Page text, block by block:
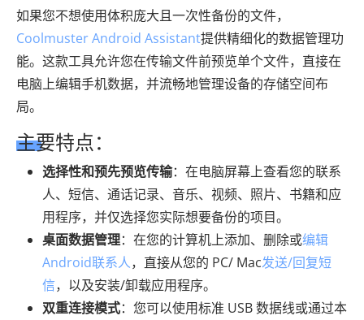
如果您不想使用体积庞大且一次性备份的文件，
Coolmuster Android Assistant提供精细化的数据管理功
能。这款工具允许您在传输文件前预览单个文件，直接在
电脑上编辑手机数据，并流畅地管理设备的存储空间布
局。
主要特点：
选择性和预先预览传输：在电脑屏幕上查看您的联系
人、短信、通话记录、音乐、视频、照片、书籍和应
用程序，并仅选择您实际想要备份的项目。
桌面数据管理：在您的计算机上添加、删除或编辑
Android联系人，直接从您的 PC/ Mac发送/回复短
信，以及安装/卸载应用程序。
双重连接模式：您可以使用标准 USB 数据线或通过本